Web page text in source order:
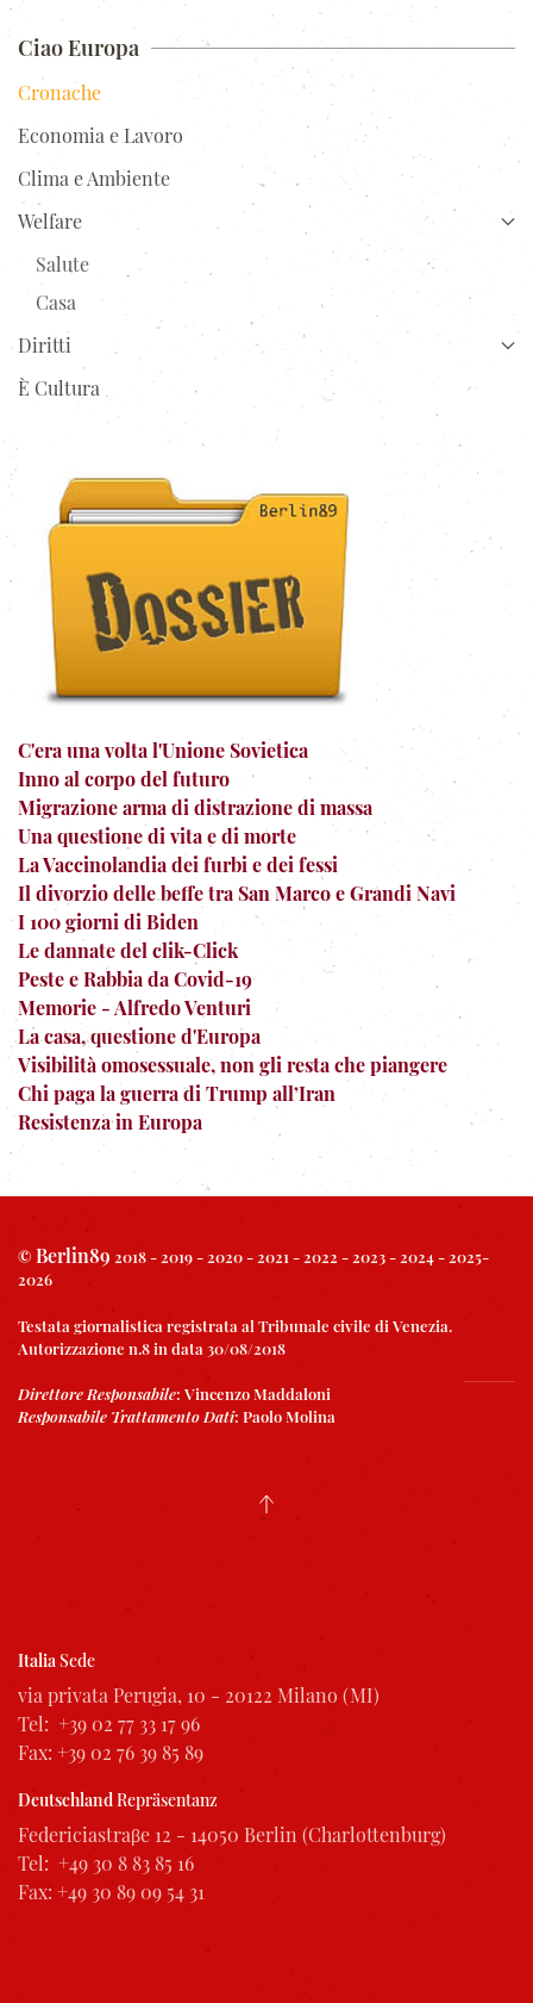
Ciao Europa
Cronache
Economia e Lavoro
Clima e Ambiente
Welfare
Salute
Casa
Diritti
È Cultura
C'era una volta l'Unione Sovietica
Inno al corpo del futuro
Migrazione arma di distrazione di massa
Una questione di vita e di morte
La Vaccinolandia dei furbi e dei fessi
Il divorzio delle beffe tra San Marco e Grandi Navi
I 100 giorni di Biden
Le dannate del clik-Click
Peste e Rabbia da Covid-19
Memorie - Alfredo Venturi
La casa, questione d'Europa
Visibilità omosessuale, non gli resta che piangere
Chi paga la guerra di Trump all’Iran
Resistenza in Europa
© Berlin89 2018 - 2019 - 2020 - 2021 - 2022 - 2023 - 2024 - 2025-
2026
Testata giornalistica registrata al Tribunale civile di Venezia.
Autorizzazione n.8 in data 30/08/2018
Direttore Responsabile: Vincenzo Maddaloni
Responsabile Trattamento Dati: Paolo Molina
ItaliaSede
via privata Perugia, 10 - 20122 Milano (MI)
Tel: +39 02 77 33 17 96
Fax: +39 02 76 39 85 89
DeutschlandRepräsentanz
Federiciastraβe 12 - 14050 Berlin (Charlottenburg)
Tel: +49 30 8 83 85 16
Fax: +49 30 89 09 54 31